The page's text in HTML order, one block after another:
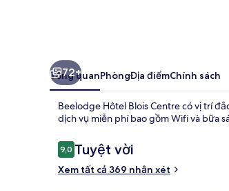
72+
Tổng quanPhòngĐịa điểmChính sách
Beelodge Hôtel Blois Centre có vị trí
dịch vụ miễn phí bao gồm Wifi và bữa
Nhận
xét
9,09,0 trên 10,
Tuyệt vời
Xem tất cả 369 nhận xét